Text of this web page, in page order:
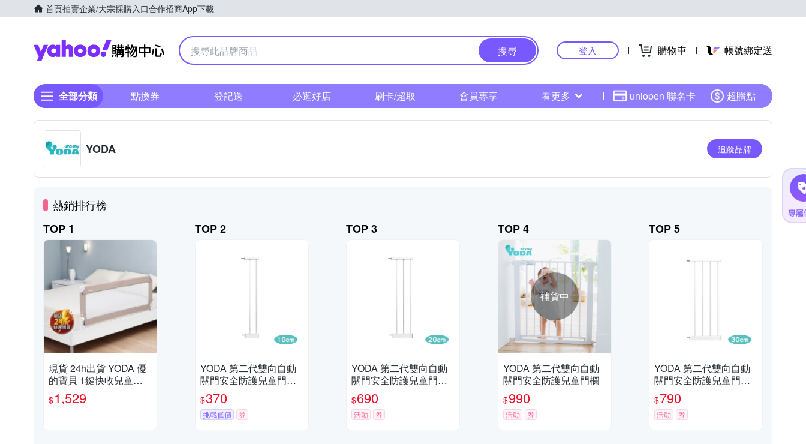
首頁拍賣企業/大宗採購入口合作招商App下載
Yahoo購物中心
搜尋 登入 購物車 帳號綁定送
全部分類 點換券 登記送 必逛好店 刷卡/超取 會員專享 看更多 uniopen 聯名卡 超贈點
YODA 追蹤品牌
熱銷排行榜
TOP 1
現貨 24h出貨 YODA 優
的寶貝 1鍵快收兒童用
床邊護欄， 149.5 x 56.5
cm， 暖沙米 12-1
$1,529
TOP 2
YODA 第二代雙向自動
關門安全防護兒童門欄
加長配件-10cm
$370
挑戰低價 券
TOP 3
YODA 第二代雙向自動
關門安全防護兒童門欄
加長配件-20cm
$690
活動 券
TOP 4
補貨中
YODA 第二代雙向自動
關門安全防護兒童門欄
$990
活動 券
TOP 5
YODA 第二代雙向自動
關門安全防護兒童門欄
加長配件-30cm
$790
活動 券